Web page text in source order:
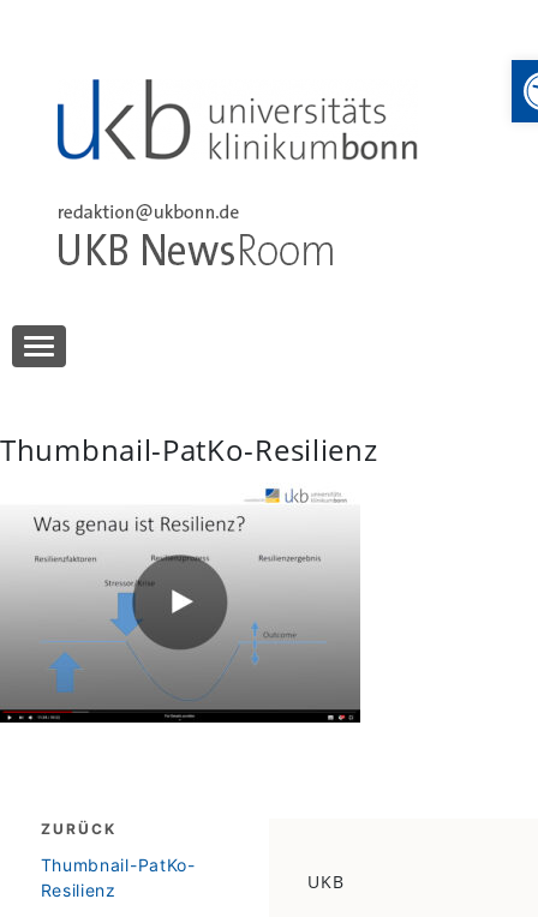
UKB NewsRoom
Thumbnail-PatKo-Resilienz
Beitragsnavigation
ZURÜCK
zurück
Thumbnail-PatKo-
Resilienz
UKB